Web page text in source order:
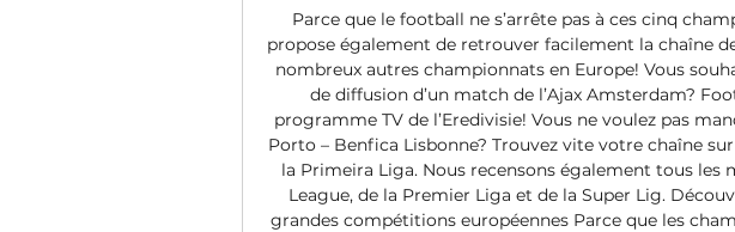
Parce que le football ne s’arrête pas à ces cinq
propose également de retrouver facilement la chaîne
nombreux autres championnats en Europe! Vous
de diffusion d’un match de l’Ajax Amsterdam?
programme TV de l’Eredivisie! Vous ne voulez pas
Porto – Benfica Lisbonne? Trouvez vite votre chaîne
la Primeira Liga. Nous recensons également tous les
League, de la Premier Liga et de la Super Lig.
grandes compétitions européennes Parce que les